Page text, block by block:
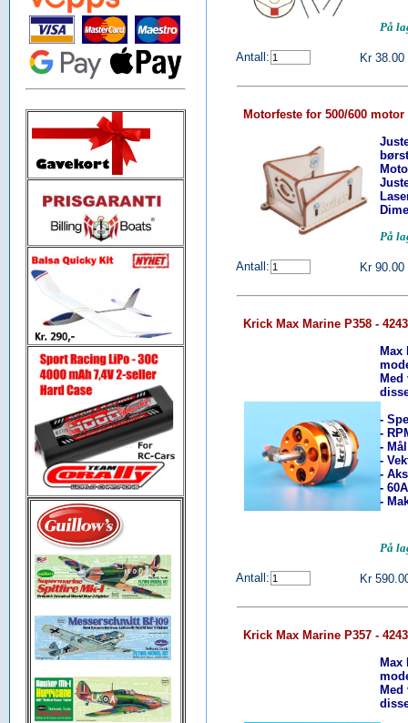
På
Antall: Kr 38.00
Motorfeste for 500/600 motor
På
Antall: Kr 90.00
Krick Max Marine P358 -
Max
-
-
-
-
-
-
-
På
Antall: Kr
Krick Max Marine P357 -
Max